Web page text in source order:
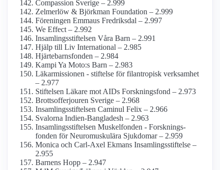
Compassion Sverige – 2.999
Zelmerlöw & Björkman Foundation – 2.999
Föreningen Emmaus Fredriksdal – 2.997
We Effect – 2.992
Insamlings­stiftelsen Våra Barn – 2.991
Hjälp till Liv International – 2.985
Hjärtebarns­fonden – 2.984
Kampi Ya Moto:s Barn – 2.983
Läkarmissionen - stiftelse för filantropisk verksamhet
– 2.977
Stiftelsen Läkare mot AIDs Forsknings­fond – 2.973
Brottsoffer­jouren Sverige – 2.968
Insamlings­stiftelsen Caminul Felix – 2.966
Svalorna Indien-Bangladesh – 2.963
Insamlings­stiftelsen Muskelfonden - Forsknings­
fonden för Neuro­muskulära Sjukdomar – 2.959
Monica och Carl-Axel Ekmans Insamlings­stiftelse –
2.955
Barnens Hopp – 2.947